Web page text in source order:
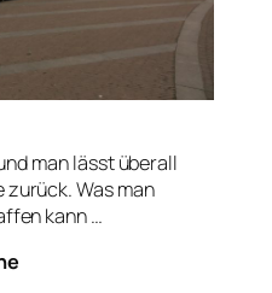
man lässt überall
Was man
kann …